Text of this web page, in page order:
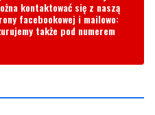
siedzieć. Jeżeli tak? To